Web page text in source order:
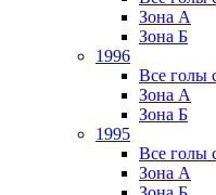
Зона А
Зона Б
1996
Все голы
Зона А
Зона Б
1995
Все голы
Зона А